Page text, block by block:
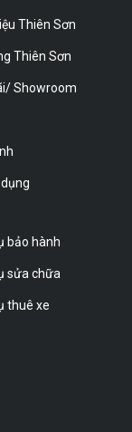
Thiên Sơn
Thiên Sơn
Showroom
bảo hành
sửa chữa
thuê xe